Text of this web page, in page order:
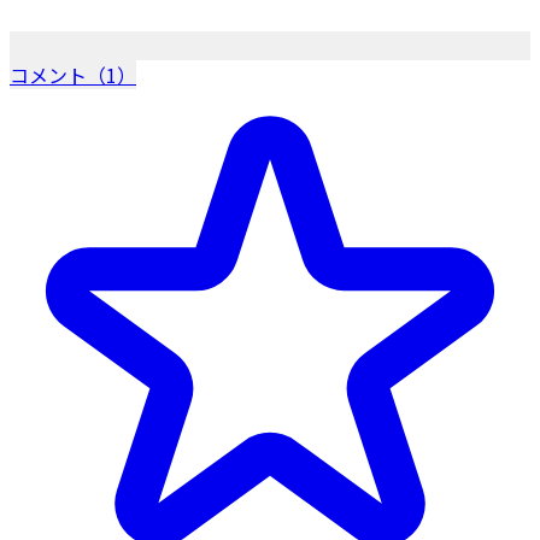
コメント（1）